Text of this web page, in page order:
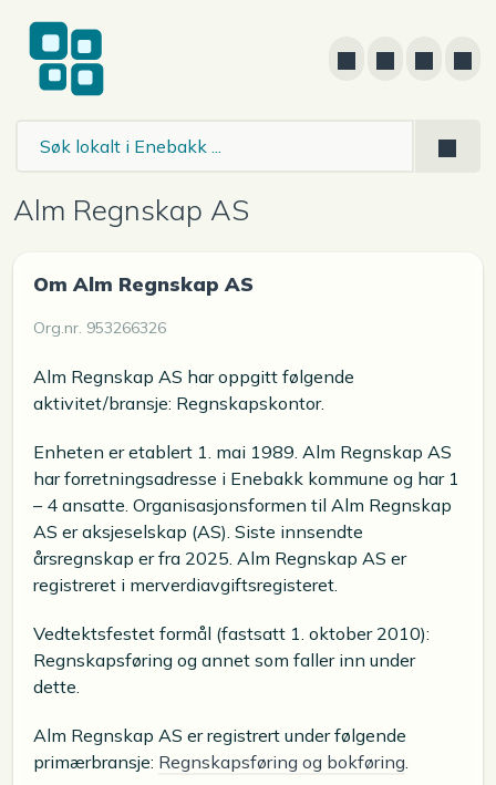
Alm Regnskap AS
Om Alm Regnskap AS
Org.nr. 953266326
Alm Regnskap AS har oppgitt følgende
aktivitet/bransje: Regnskapskontor.
Enheten er etablert 1. mai 1989. Alm Regnskap AS
har forretningsadresse i Enebakk kommune og har 1
– 4 ansatte. Organisasjonsformen til Alm Regnskap
AS er aksjeselskap (AS). Siste innsendte
årsregnskap er fra 2025. Alm Regnskap AS er
registreret i merverdiavgiftsregisteret.
Vedtektsfestet formål (fastsatt 1. oktober 2010):
Regnskapsføring og annet som faller inn under
dette.
Alm Regnskap AS er registrert under følgende
primærbransje: Regnskapsføring og bokføring